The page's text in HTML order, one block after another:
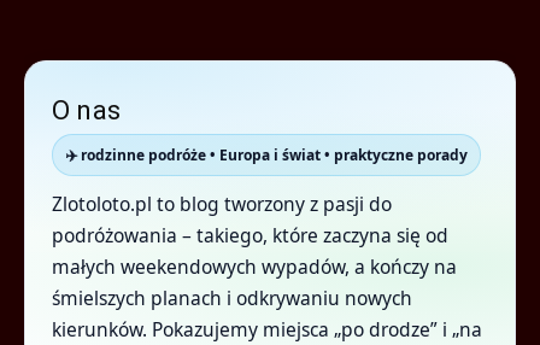
O nas
✈️ rodzinne podróże • Europa i świat • praktyczne porady
Zlotoloto.pl to blog tworzony z pasji do
podróżowania – takiego, które zaczyna się od
małych weekendowych wypadów, a kończy na
śmielszych planach i odkrywaniu nowych
kierunków. Pokazujemy miejsca „po drodze” i „na